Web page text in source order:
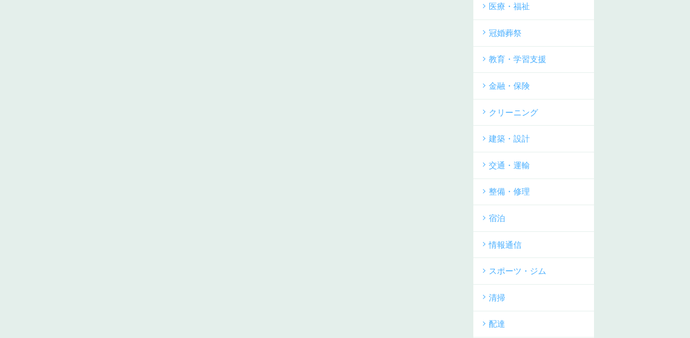
医療・福祉
冠婚葬祭
教育・学習支援
金融・保険
クリーニング
建築・設計
交通・運輸
整備・修理
宿泊
情報通信
スポーツ・ジム
清掃
配達